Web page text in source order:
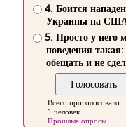
4. Боится
Украины на
5. Просто у него
поведения такая:
обещать и не
Всего проголосовало
1 человек
Прошлые опросы